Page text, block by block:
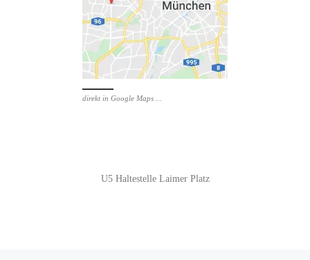
direkt in Google Maps ...
U5 Haltestelle Laimer Platz